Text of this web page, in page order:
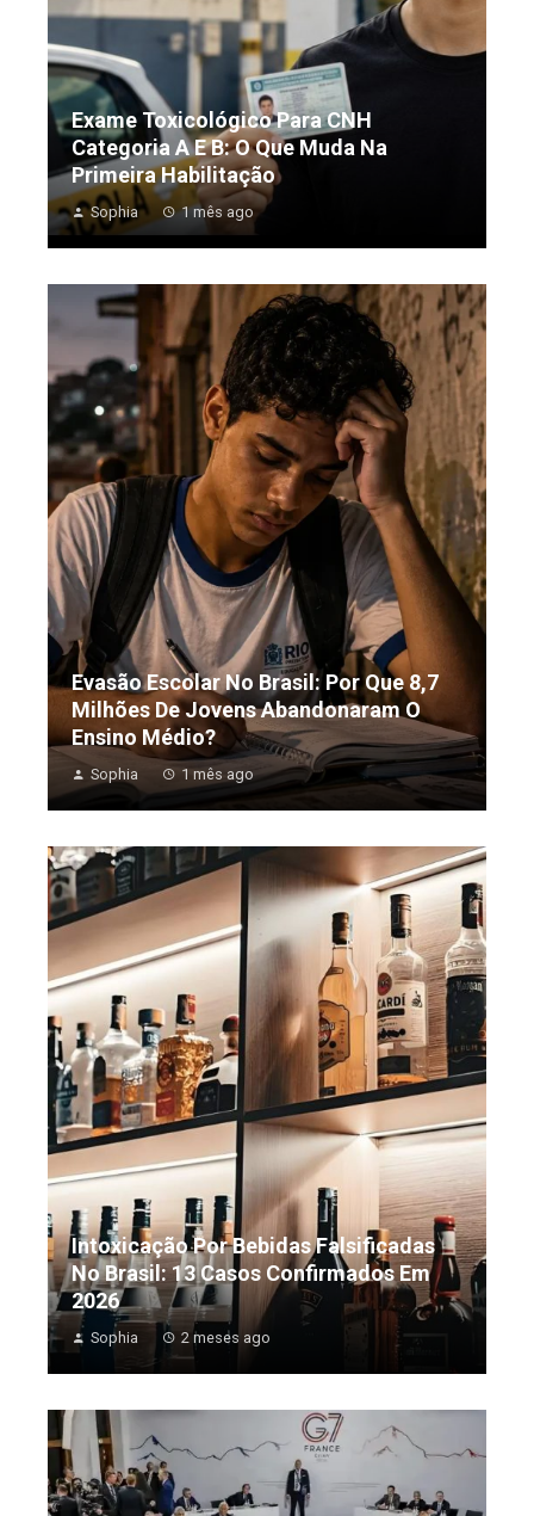
Exame Toxicológico Para CNH
Categoria A E B: O Que Muda Na
Primeira Habilitação
Sophia 1 mês ago
Evasão Escolar No Brasil: Por Que 8,7
Milhões De Jovens Abandonaram O
Ensino Médio?
Sophia 1 mês ago
Intoxicação Por Bebidas Falsificadas
No Brasil: 13 Casos Confirmados Em
2026
Sophia 2 meses ago